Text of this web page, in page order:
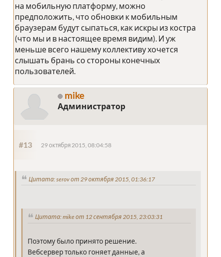
на мобильную платформу, можно
предположить, что обновки к мобильным
браузерам будут сыпаться, как искры из костра
(что мы и в настоящее время видим). И уж
меньше всего нашему коллективу хочется
слышать брань со стороны конечных
пользователей.
mike
Администратор
#13 29 октября 2015, 08:04:58
Цитата: serov от 29 октября 2015, 01:36:17
Цитата: mike от 12 сентября 2015, 23:03:31
Поэтому было принято решение.
Вебсервер только гоняет данные, а